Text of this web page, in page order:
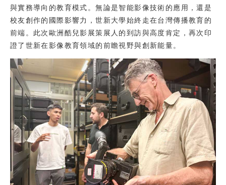
與實務導向的教育模式。無論是智能影像技術的應用，還是
校友創作的國際影響力，世新大學始終走在台灣傳播教育的
前端。此次歐洲酷兒影展策展人的到訪與高度肯定，再次印
證了世新在影像教育領域的前瞻視野與創新能量。